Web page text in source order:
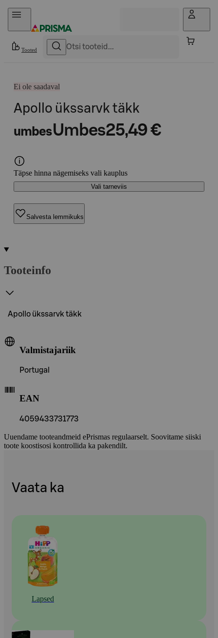
Otse sisu juurde
Tooted
Ei ole saadaval
Apollo ükssarvk täkk
umbesUmbes25,49 €
Täpse hinna nägemiseks vali kauplus
Vali tarneviis
Salvesta lemmikuks
Tooteinfo
Apollo ükssarvk täkk
Valmistajariik
Portugal
EAN
4059433731773
Uuendame tooteandmeid ePrismas regulaarselt. Soovitame siiski
toote koostisosi kontrollida ka pakendilt.
Vaata ka
Lapsed